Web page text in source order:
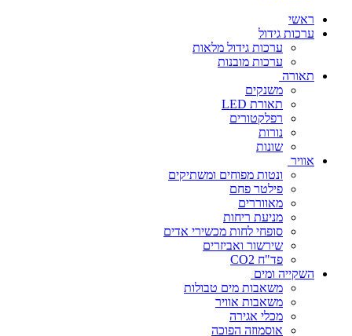
ראשי
ערכות גידול
ערכות גידול מלאות
ערכות מובנות
תאורה
משנקים
תאורת LED
רפלקטורים
נורות
שונות
אוויר
ונטות מפוחים ומשתיקים
פילטר פחם
מאווררים
מניעת ריחות
סופחי לחות מכשירי אדים
שירשור ואביזרים
פד"ח CO2
השקייה ומים
משאבות מים טבולות
משאבות אוויר
מכלי אגירה
אוסמוזה הפוכה